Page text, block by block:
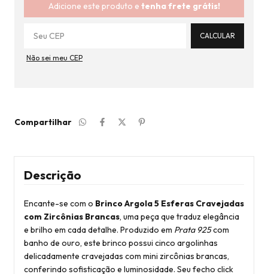
Adicione este produto e tenha frete grátis!
CALCULAR
Não sei meu CEP
Compartilhar
Descrição
Encante-se com o Brinco Argola 5 Esferas Cravejadas
com Zircônias Brancas, uma peça que traduz elegância
e brilho em cada detalhe. Produzido em Prata 925com
banho de ouro, este brinco possui cinco argolinhas
delicadamente cravejadas com mini zircônias brancas,
conferindo sofisticação e luminosidade. Seu fecho click